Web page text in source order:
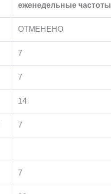
еженедельные частоты
ОТМЕНЕНО
7
7
14
7
7